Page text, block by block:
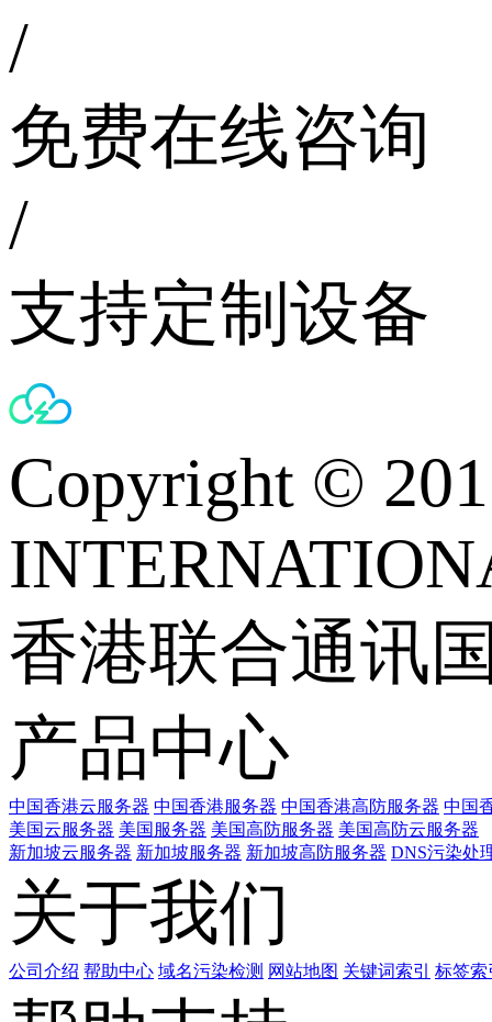
/
免费在线咨询
/
支持定制设备
Copyright ©
香港联合通讯
产品中心
中国香港云服务器 中国香港服务器 中国香港高防服务器 中国
美国云服务器 美国服务器 美国高防服务器 美国高防云服务器
新加坡云服务器 新加坡服务器 新加坡高防服务器 DNS污染处
关于我们
公司介绍 帮助中心 域名污染检测 网站地图 关键词索引 标签索